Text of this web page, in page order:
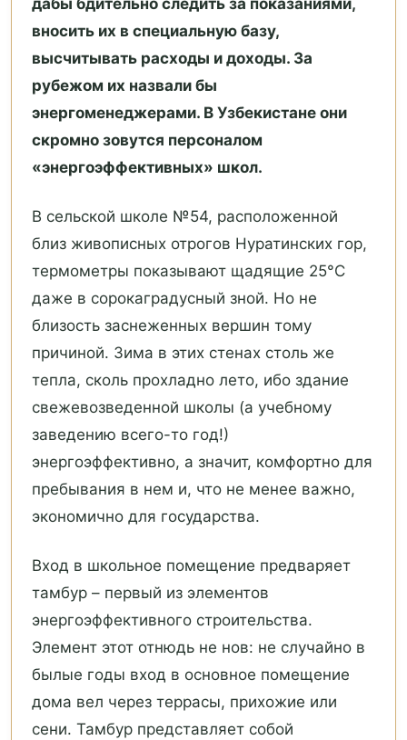
дабы бдительно следить за показаниями,
вносить их в специальную базу,
высчитывать расходы и доходы. За
рубежом их назвали бы
энергоменеджерами. В Узбекистане они
скромно зовутся персоналом
«энергоэффективных» школ.
В сельской школе №54, расположенной
близ живописных отрогов Нуратинских гор,
термометры показывают щадящие 25°С
даже в сорокаградусный зной. Но не
близость заснеженных вершин тому
причиной. Зима в этих стенах столь же
тепла, сколь прохладно лето, ибо здание
свежевозведенной школы (а учебному
заведению всего-то год!)
энергоэффективно, а значит, комфортно для
пребывания в нем и, что не менее важно,
экономично для государства.
Вход в школьное помещение предваряет
тамбур – первый из элементов
энергоэффективного строительства.
Элемент этот отнюдь не нов: не случайно в
былые годы вход в основное помещение
дома вел через террасы, прихожие или
сени. Тамбур представляет собой